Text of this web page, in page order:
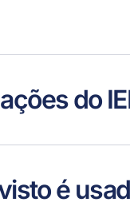
do
é